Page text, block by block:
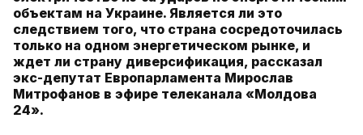
объектам на Украине. Является ли это
следствием того, что страна сосредоточилась
только на одном энергетическом рынке, и
ждет ли страну диверсификация, рассказал
экс-депутат Европарламента Мирослав
Митрофанов в эфире телеканала «Молдова
24».